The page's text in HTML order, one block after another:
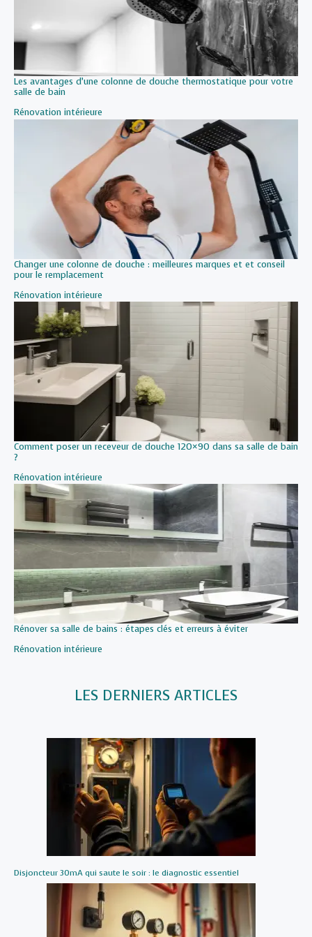
Les avantages d’une colonne de douche thermostatique pour votre
salle de bain
Par rapport à
Rénovation intérieure
Changer une colonne de douche : meilleures marques et et conseil
pour le remplacement
Par rapport à
Rénovation intérieure
Comment poser un receveur de douche 120×90 dans sa salle de bain
?
Par rapport à
Rénovation intérieure
Rénover sa salle de bains : étapes clés et erreurs à éviter
Par rapport à
Rénovation intérieure
LES DERNIERS ARTICLES
Disjoncteur 30mA qui saute le soir : le diagnostic essentiel